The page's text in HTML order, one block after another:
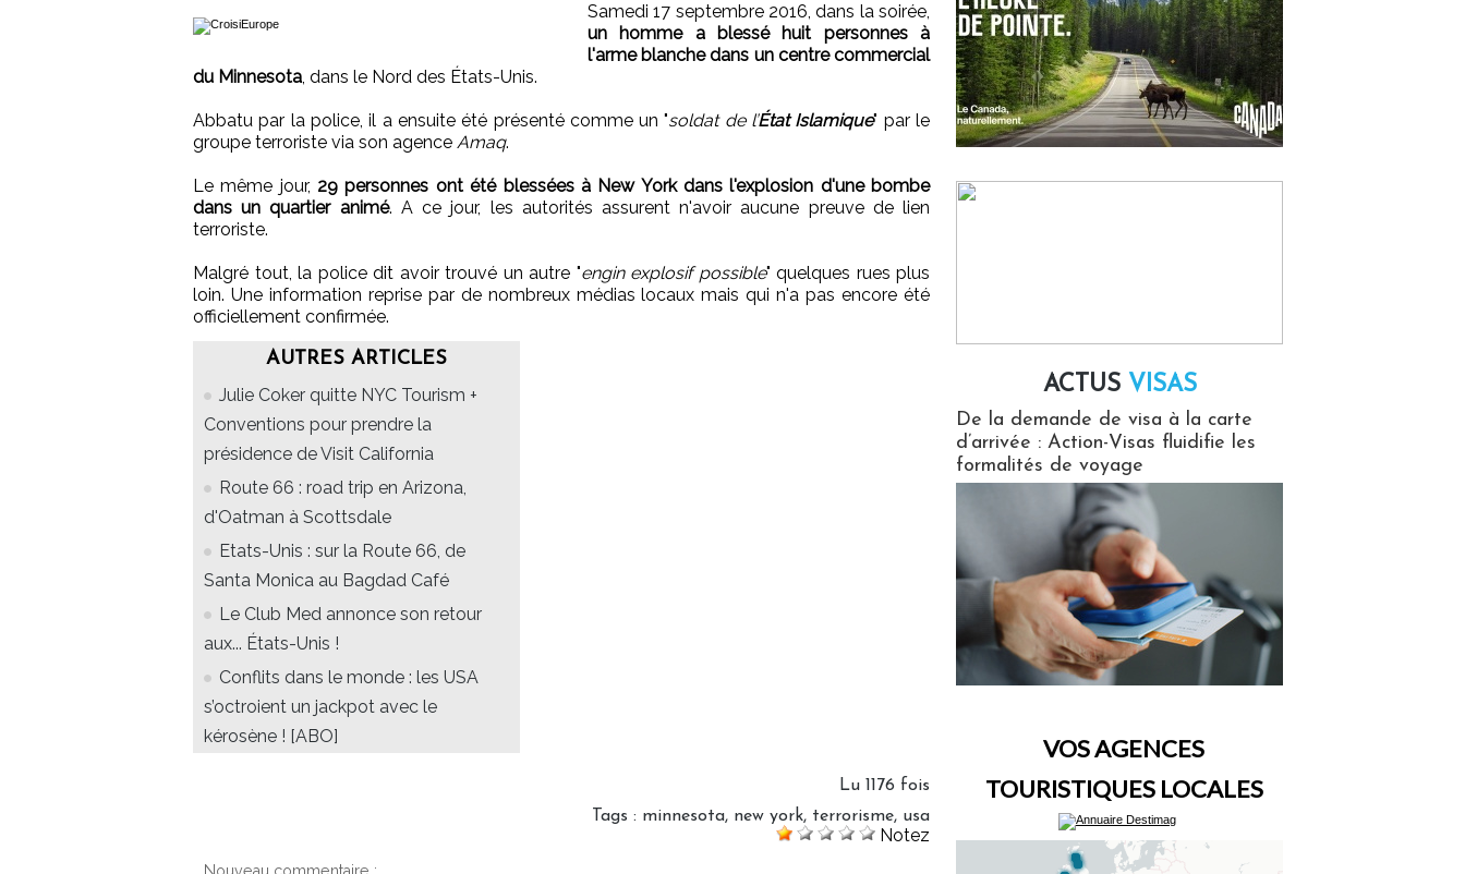
Samedi 17 septembre 2016, dans la soirée,
un homme a blessé huit personnes à
l'arme blanche dans un centre commercial
du Minnesota, dans le Nord des États-Unis.
Abbatu par la police, il a ensuite été présenté comme un "soldat de l’État Islamique" par le
groupe terroriste via son agence Amaq.
Le même jour, 29 personnes ont été blessées à New York dans l'explosion d'une bombe
dans un quartier animé. A ce jour, les autorités assurent n'avoir aucune preuve de lien
terroriste.
Malgré tout, la police dit avoir trouvé un autre "engin explosif possible" quelques rues plus
loin. Une information reprise par de nombreux médias locaux mais qui n'a pas encore été
officiellement confirmée.
AUTRES ARTICLES
Julie Coker quitte NYC Tourism +
Conventions pour prendre la
présidence de Visit California
Route 66 : road trip en Arizona,
d'Oatman à Scottsdale
Etats-Unis : sur la Route 66, de
Santa Monica au Bagdad Café
Le Club Med annonce son retour
aux... États-Unis !
Conflits dans le monde : les USA
s’octroient un jackpot avec le
kérosène ! [ABO]
Lu 1176 fois
Tags : minnesota, new york, terrorisme, usa
Notez
ACTUS VISAS
De la demande de visa à la carte
d’arrivée : Action-Visas fluidifie les
formalités de voyage
VOS AGENCES
TOURISTIQUES LOCALES